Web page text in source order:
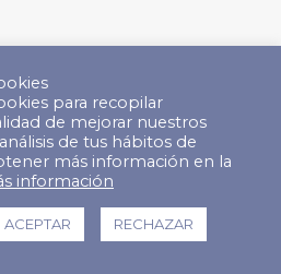
para recopilar
de mejorar nuestros
de tus hábitos de
más información en la
información
ACEPTAR RECHAZAR